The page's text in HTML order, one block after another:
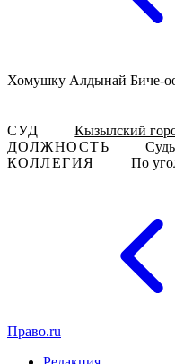
Хомушку Алдынай Биче-
СУД
Кызылский
ДОЛЖНОСТЬ
КОЛЛЕГИЯ
По
Право.ru